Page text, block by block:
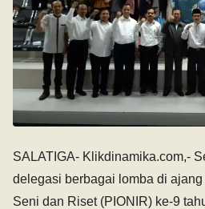
SALATIGA- Klikdinamika.com,-
delegasi berbagai lomba di
Seni dan Riset (PIONIR) ke-9